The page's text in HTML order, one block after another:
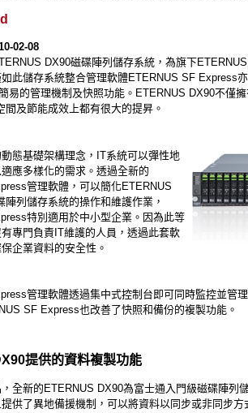
02-08
DX90磁碟陣列儲存系統，為旗下
此儲存系統整合管理軟體ETERNUS SF Express
易的管理機制及快照功能。ETERNUS DX90不僅
間及節能成效上都有很大的提昇。
態基礎架構理念，IT系統可以彈性地
應多樣化的需求。透過全新的
管理軟體，可以簡化ETERNUS
陣列儲存系統的操作和維護作業，
特別適用於中小型企業。因為此等
專門負責IT維護的人員，透過此套軟
企業資料的安全性。
管理軟體透過集中式控制台即可同時監控並管
SF Express也改善了快照和備份的複製功能。
提供的資料複製功能
全新的ETERNUS DX90為富士通入門級磁碟陣列
供了異地備援機制，可以將資料以同步或非同步